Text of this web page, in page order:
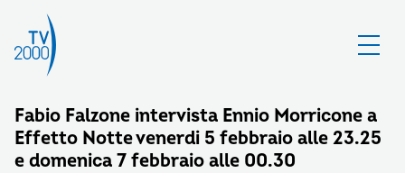
Fabio Falzone intervista Ennio Morricone a
Effetto Notte venerdi 5 febbraio alle 23.25
e domenica 7 febbraio alle 00.30